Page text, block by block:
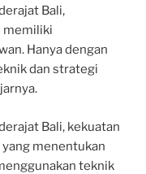
Bali,
memiliki
Hanya dengan
dan strategi
Bali, kekuatan
menentukan
teknik